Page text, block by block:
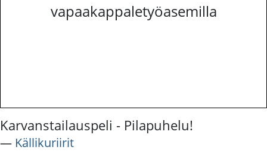
vapaakappaletyöasemilla
Karvanstailauspeli - Pilapuhelu!
― Källikuriirit